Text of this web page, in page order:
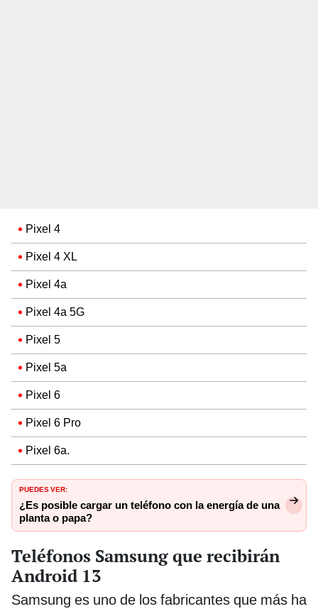
Pixel 4
Pixel 4 XL
Pixel 4a
Pixel 4a 5G
Pixel 5
Pixel 5a
Pixel 6
Pixel 6 Pro
Pixel 6a.
PUEDES VER:
¿Es posible cargar un teléfono con la energía de una
planta o papa?
Teléfonos Samsung que recibirán
Android 13
Samsung es uno de los fabricantes que más ha